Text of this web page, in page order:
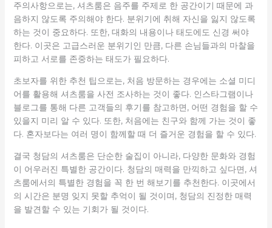
주의사항으로는, 셔츠룸은 음주를 주제로 한 공간이기 때문에 과
음하지 않도록 주의해야 한다. 분위기에 취해 자신을 잃지 않도록
하는 것이 중요하다. 또한, 대화의 내용이나 태도에도 신경 써야
한다. 이곳은 고급스러운 분위기인 만큼, 다른 손님들과의 마찰을
피하고 서로를 존중하는 태도가 필요하다.
초보자를 위한 추천 팁으로는, 처음 방문하는 경우에는 소셜 미디
어를 활용해 셔츠룸을 사전 조사하는 것이 좋다. 인스타그램이나
블로그를 통해 다른 고객들의 후기를 참고하면, 어떤 경험을 할 수
있을지 미리 알 수 있다. 또한, 처음에는 친구와 함께 가는 것이 좋
다. 혼자보다는 여러 명이 함께할 때 더 즐거운 경험을 할 수 있다.
결국 청담의 셔츠룸은 단순한 술집이 아니라, 다양한 문화와 경험
이 어우러진 특별한 공간이다. 청담의 매력을 만끽하고 싶다면, 셔
츠룸에서의 특별한 경험을 꼭 한 번 해보기를 추천한다. 이곳에서
의 시간은 분명 잊지 못할 추억이 될 것이며, 청담의 진정한 매력
을 발견할 수 있는 기회가 될 것이다.